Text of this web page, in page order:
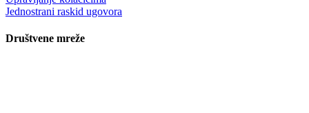
Jednostrani raskid ugovora
Društvene mreže